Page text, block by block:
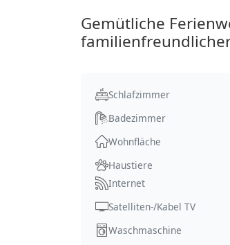
Gemütliche
Schlafzimmer
Badezimmer
Wohnfläche
Haustiere
Internet
Satelliten-/Kabel TV
Waschmaschine